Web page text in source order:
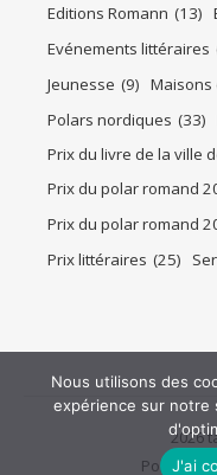
Editions Romann (13)
Evénements littéraires
Jeunesse (9) Maisons
Polars nordiques (33)
Prix du livre de la ville
Prix du polar romand
Prix du polar romand
Prix littéraires (25)
2026
Politique
Nous utilisons des
expérience sur notre
J'ai